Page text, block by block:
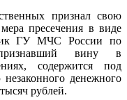
признал свою
пресечения в виде
ГУ МЧС России по
вину в
содержится под
денежного
рублей.